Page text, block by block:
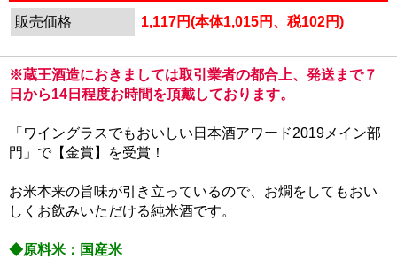
販売価格 1,117円(本体1,015円、税102円)
※蔵王酒造におきましては取引業者の都合上、発送まで７
日から14日程度お時間を頂戴しております。
「ワイングラスでもおいしい日本酒アワード2019メイン部
門」で【金賞】を受賞！
お米本来の旨味が引き立っているので、お燗をしてもおい
しくお飲みいただける純米酒です。
◆原料米：国産米